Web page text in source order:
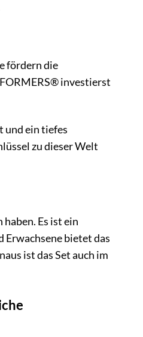
fördern die
investierst
und ein tiefes
zu dieser Welt
Es ist ein
Erwachsene bietet das
ist das Set auch im